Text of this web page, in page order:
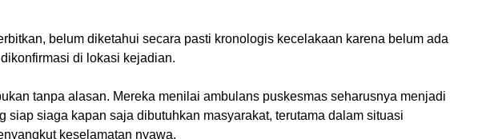
belum diketahui secara pasti kronologis kecelakaan karena belum ada
di lokasi kejadian.
tanpa alasan. Mereka menilai ambulans puskesmas seharusnya menjadi
siap siaga kapan saja dibutuhkan masyarakat, terutama dalam situasi
keselamatan nyawa.